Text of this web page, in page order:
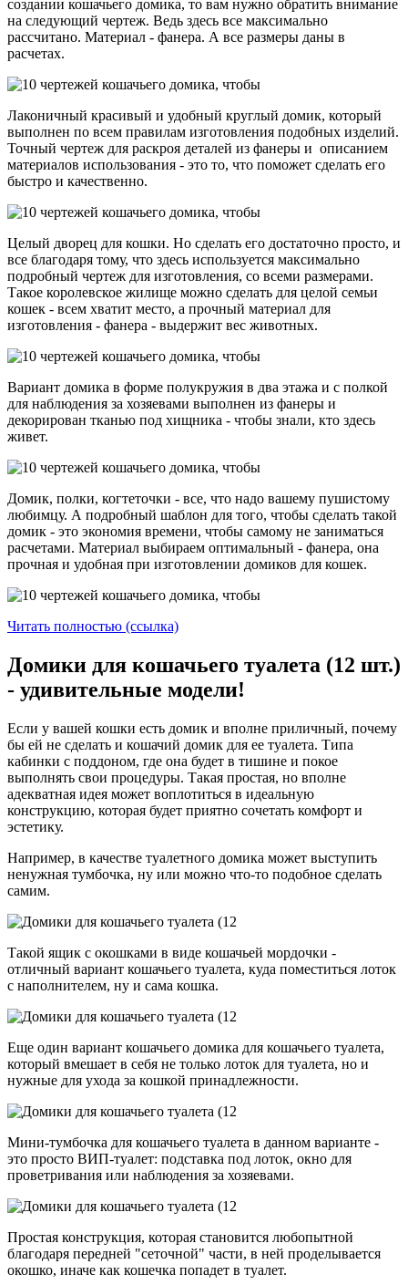
создании кошачьего домика, то вам нужно обратить внимание
на следующий чертеж. Ведь здесь все максимально
рассчитано. Материал - фанера. А все размеры даны в
расчетах.
Лаконичный красивый и удобный круглый домик, который
выполнен по всем правилам изготовления подобных изделий.
Точный чертеж для раскроя деталей из фанеры и описанием
материалов использования - это то, что поможет сделать его
быстро и качественно.
Целый дворец для кошки. Но сделать его достаточно просто, и
все благодаря тому, что здесь используется максимально
подробный чертеж для изготовления, со всеми размерами.
Такое королевское жилище можно сделать для целой семьи
кошек - всем хватит место, а прочный материал для
изготовления - фанера - выдержит вес животных.
Вариант домика в форме полукружия в два этажа и с полкой
для наблюдения за хозяевами выполнен из фанеры и
декорирован тканью под хищника - чтобы знали, кто здесь
живет.
Домик, полки, когтеточки - все, что надо вашему пушистому
любимцу. А подробный шаблон для того, чтобы сделать такой
домик - это экономия времени, чтобы самому не заниматься
расчетами. Материал выбираем оптимальный - фанера, она
прочная и удобная при изготовлении домиков для кошек.
Читать полностью (ссылка)
Домики для кошачьего туалета (12 шт.)
- удивительные модели!
Если у вашей кошки есть домик и вполне приличный, почему
бы ей не сделать и кошачий домик для ее туалета. Типа
кабинки с поддоном, где она будет в тишине и покое
выполнять свои процедуры. Такая простая, но вполне
адекватная идея может воплотиться в идеальную
конструкцию, которая будет приятно сочетать комфорт и
эстетику.
Например, в качестве туалетного домика может выступить
ненужная тумбочка, ну или можно что-то подобное сделать
самим.
Такой ящик с окошками в виде кошачьей мордочки -
отличный вариант кошачьего туалета, куда поместиться лоток
с наполнителем, ну и сама кошка.
Еще один вариант кошачьего домика для кошачьего туалета,
который вмешает в себя не только лоток для туалета, но и
нужные для ухода за кошкой принадлежности.
Мини-тумбочка для кошачьего туалета в данном варианте -
это просто ВИП-туалет: подставка под лоток, окно для
проветривания или наблюдения за хозяевами.
Простая конструкция, которая становится любопытной
благодаря передней "сеточной" части, в ней проделывается
окошко, иначе как кошечка попадет в туалет.